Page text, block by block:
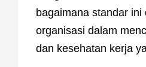
bagaimana standar ini
organisasi dalam
dan kesehatan kerja